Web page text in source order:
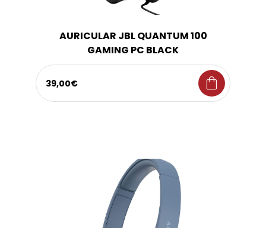
AURICULAR JBL QUANTUM 100
GAMING PC BLACK
39,00€ shopping_bag